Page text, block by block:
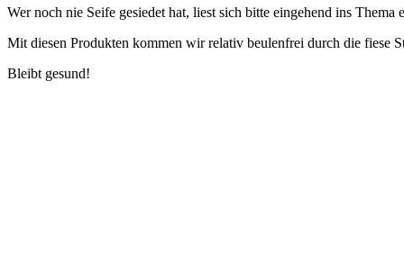
Wer noch nie Seife gesiedet hat, liest sich bitte eingehend ins
Mit diesen Produkten kommen wir relativ beulenfrei durch die fiese
Bleibt gesund!